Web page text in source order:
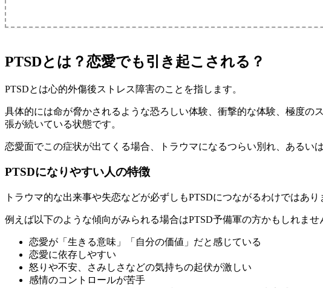
PTSDとは？恋愛でも引き起こされる？
PTSDとは心的外傷後ストレス障害のことを指します。
具体的には命が脅かされるような恐ろしい体験、衝撃的な体験、極度
張が続いている状態です。
恋愛面でこの症状が出てくる場合、トラウマになるつらい別れ、あるい
PTSDになりやすい人の特徴
トラウマ的な出来事や失恋などが必ずしもPTSDにつながるわけではあ
例えば以下のような傾向がみられる場合はPTSD予備軍の方かもしれませ
恋愛が「生きる意味」「自分の価値」だと感じている
恋愛に依存しやすい
怒りや不安、さみしさなどの気持ちの起伏が激しい
感情のコントロールが苦手